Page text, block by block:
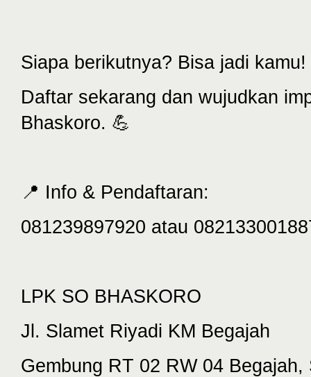
Siapa berikutnya? Bisa jadi kamu!
Daftar sekarang dan wujudkan
Bhaskoro. 💪
📍 Info & Pendaftaran:
081239897920 atau
LPK SO BHASKORO
Jl. Slamet Riyadi KM Begajah
Gembung RT 02 RW 04